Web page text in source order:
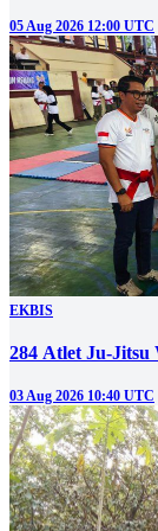
05 Aug 2026 12:00 UTC
EKBIS
284 Atlet Ju-Jitsu
03 Aug 2026 10:40 UTC